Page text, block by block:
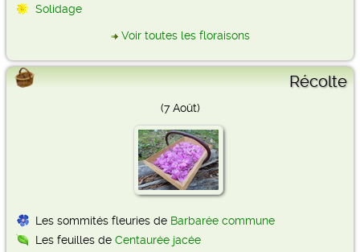
Solidage
Voir toutes les floraisons
Récolte
(7 Août)
Les sommités fleuries de Barbarée commune
Les feuilles de Centaurée jacée